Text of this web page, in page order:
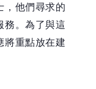
，他們尋求的
務。為了與這
將重點放在建